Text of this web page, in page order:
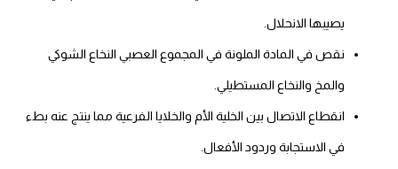
يصيبها الانحلال.
نقص في المادة الملونة في المجموع العصبي النخاع الشوكي
والمخ والنخاع المستطيلي.
انقطاع الاتصال بين الخلية الأم والخلايا الفرعية مما ينتج عنه بطء
في الاستجابة وردود الأفعال.